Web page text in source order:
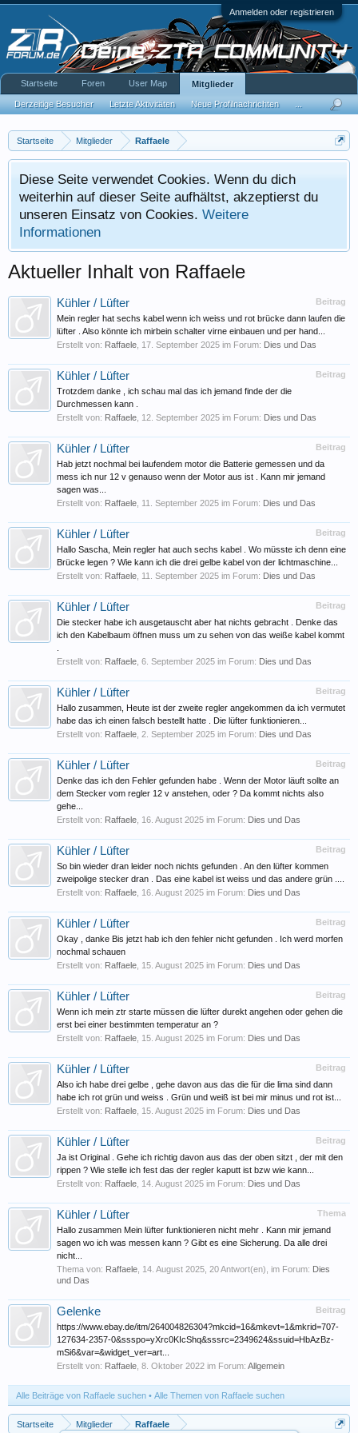
Anmelden oder registrieren
Startseite Mitglieder Raffaele
Diese Seite verwendet Cookies. Wenn du dich
weiterhin auf dieser Seite aufhältst, akzeptierst du
unseren Einsatz von Cookies. Weitere
Informationen
Aktueller Inhalt von Raffaele
Beitrag
Kühler / Lüfter
Mein regler hat sechs kabel wenn ich weiss und rot brücke dann laufen die
lüfter . Also könnte ich mirbein schalter virne einbauen und per hand...
Erstellt von: Raffaele 17. September 2025 im Forum: Dies und Das
Beitrag
Kühler / Lüfter
Trotzdem danke , ich schau mal das ich jemand finde der die
Durchmessen kann .
Erstellt von: Raffaele 12. September 2025 im Forum: Dies und Das
Beitrag
Kühler / Lüfter
Hab jetzt nochmal bei laufendem motor die Batterie gemessen und da
mess ich nur 12 v genauso wenn der Motor aus ist . Kann mir jemand
sagen was...
Erstellt von: Raffaele 11. September 2025 im Forum: Dies und Das
Beitrag
Kühler / Lüfter
Hallo Sascha, Mein regler hat auch sechs kabel . Wo müsste ich denn eine
Brücke legen ? Wie kann ich die drei gelbe kabel von der lichtmaschine...
Erstellt von: Raffaele 11. September 2025 im Forum: Dies und Das
Beitrag
Kühler / Lüfter
Die stecker habe ich ausgetauscht aber hat nichts gebracht . Denke das
ich den Kabelbaum öffnen muss um zu sehen von das weiße kabel kommt
Erstellt von: Raffaele 6. September 2025 im Forum: Dies und Das
Beitrag
Kühler / Lüfter
Hallo zusammen, Heute ist der zweite regler angekommen da ich vermutet
habe das ich einen falsch bestellt hatte . Die lüfter funktionieren...
Erstellt von: Raffaele 2. September 2025 im Forum: Dies und Das
Beitrag
Kühler / Lüfter
Denke das ich den Fehler gefunden habe . Wenn der Motor läuft sollte an
dem Stecker vom regler 12 v anstehen, oder ? Da kommt nichts also
gehe...
Erstellt von: Raffaele 16. August 2025 im Forum: Dies und Das
Beitrag
Kühler / Lüfter
So bin wieder dran leider noch nichts gefunden . An den lüfter kommen
zweipolige stecker dran . Das eine kabel ist weiss und das andere grün ....
Erstellt von: Raffaele 16. August 2025 im Forum: Dies und Das
Beitrag
Kühler / Lüfter
Okay , danke Bis jetzt hab ich den fehler nicht gefunden . Ich werd morfen
nochmal schauen
Erstellt von: Raffaele 15. August 2025 im Forum: Dies und Das
Beitrag
Kühler / Lüfter
Wenn ich mein ztr starte müssen die lüfter durekt angehen oder gehen die
erst bei einer bestimmten temperatur an ?
Erstellt von: Raffaele 15. August 2025 im Forum: Dies und Das
Beitrag
Kühler / Lüfter
Also ich habe drei gelbe , gehe davon aus das die für die lima sind dann
habe ich rot grün und weiss . Grün und weiß ist bei mir minus und rot ist...
Erstellt von: Raffaele 15. August 2025 im Forum: Dies und Das
Beitrag
Kühler / Lüfter
Ja ist Original . Gehe ich richtig davon aus das der oben sitzt , der mit den
rippen ? Wie stelle ich fest das der regler kaputt ist bzw wie kann...
Erstellt von: Raffaele 14. August 2025 im Forum: Dies und Das
Thema
Kühler / Lüfter
Hallo zusammen Mein lüfter funktionieren nicht mehr . Kann mir jemand
sagen wo ich was messen kann ? Gibt es eine Sicherung. Da alle drei
nicht...
Thema von: Raffaele 14. August 2025 , 20 Antwort(en), im Forum: Dies
und Das
Beitrag
Gelenke
https://www.ebay.de/itm/264004826304?mkcid=16&mkevt=1&mkrid=707-
127634-2357-0&ssspo=yXrc0KIcShq&sssrc=2349624&ssuid=HbAzBz-
mSi6&var=&widget_ver=art...
Erstellt von: Raffaele 8. Oktober 2022 im Forum: Allgemein
Alle Beiträge von Raffaele suchen Alle Themen von Raffaele suchen
Startseite Mitglieder Raffaele
Startseite Foren User Map Mitglieder
Derzeitige Besucher Letzte Aktivitäten Neue Profilnachrichten